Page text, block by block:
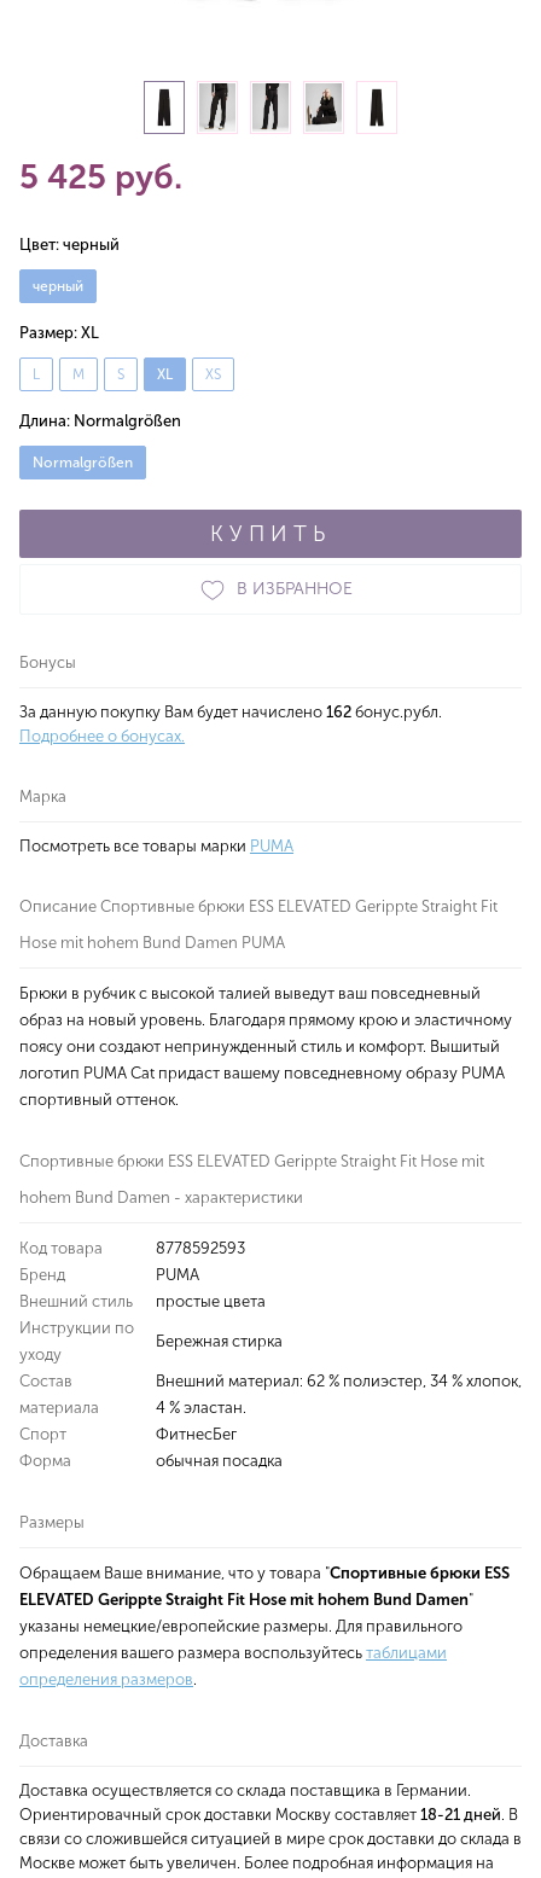
5 425 руб.
Цвет: черный
черный
Размер: XL
L M S XL XS
Длина: Normalgrößen
Normalgrößen
КУПИТЬ
В ИЗБРАННОЕ
Бонусы
За данную покупку Вам будет начислено 162 бонус.рубл.
Подробнее о бонусах.
Марка
Посмотреть все товары марки PUMA
Описание Спортивные брюки ESS ELEVATED Gerippte Straight Fit
Hose mit hohem Bund Damen PUMA
Брюки в рубчик с высокой талией выведут ваш повседневный
образ на новый уровень. Благодаря прямому крою и эластичному
поясу они создают непринужденный стиль и комфорт. Вышитый
логотип PUMA Cat придаст вашему повседневному образу PUMA
спортивный оттенок.
Спортивные брюки ESS ELEVATED Gerippte Straight Fit Hose mit
hohem Bund Damen - характеристики
Код товара
8778592593
Бренд
PUMA
Внешний стиль
простые цвета
Инструкции по
уходу
Бережная стирка
Состав
материала
Внешний материал: 62 % полиэстер, 34 % хлопок,
4 % эластан.
Спорт
ФитнесБег
Форма
обычная посадка
Размеры
Обращаем Ваше внимание, что у товара "Спортивные брюки ESS
ELEVATED Gerippte Straight Fit Hose mit hohem Bund Damen"
указаны немецкие/европейские размеры. Для правильного
определения вашего размера воспользуйтесь таблицами
определения размеров.
Доставка
Доставка осуществляется со склада поставщика в Германии.
Ориентировачный срок доставки Москву составляет 18-21 дней. В
связи со сложившейся ситуацией в мире срок доставки до склада в
Москве может быть увеличен. Более подробная информация на